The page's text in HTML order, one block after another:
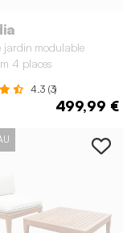
jardin modulable
4 places
4.3 (3)
499,99 €